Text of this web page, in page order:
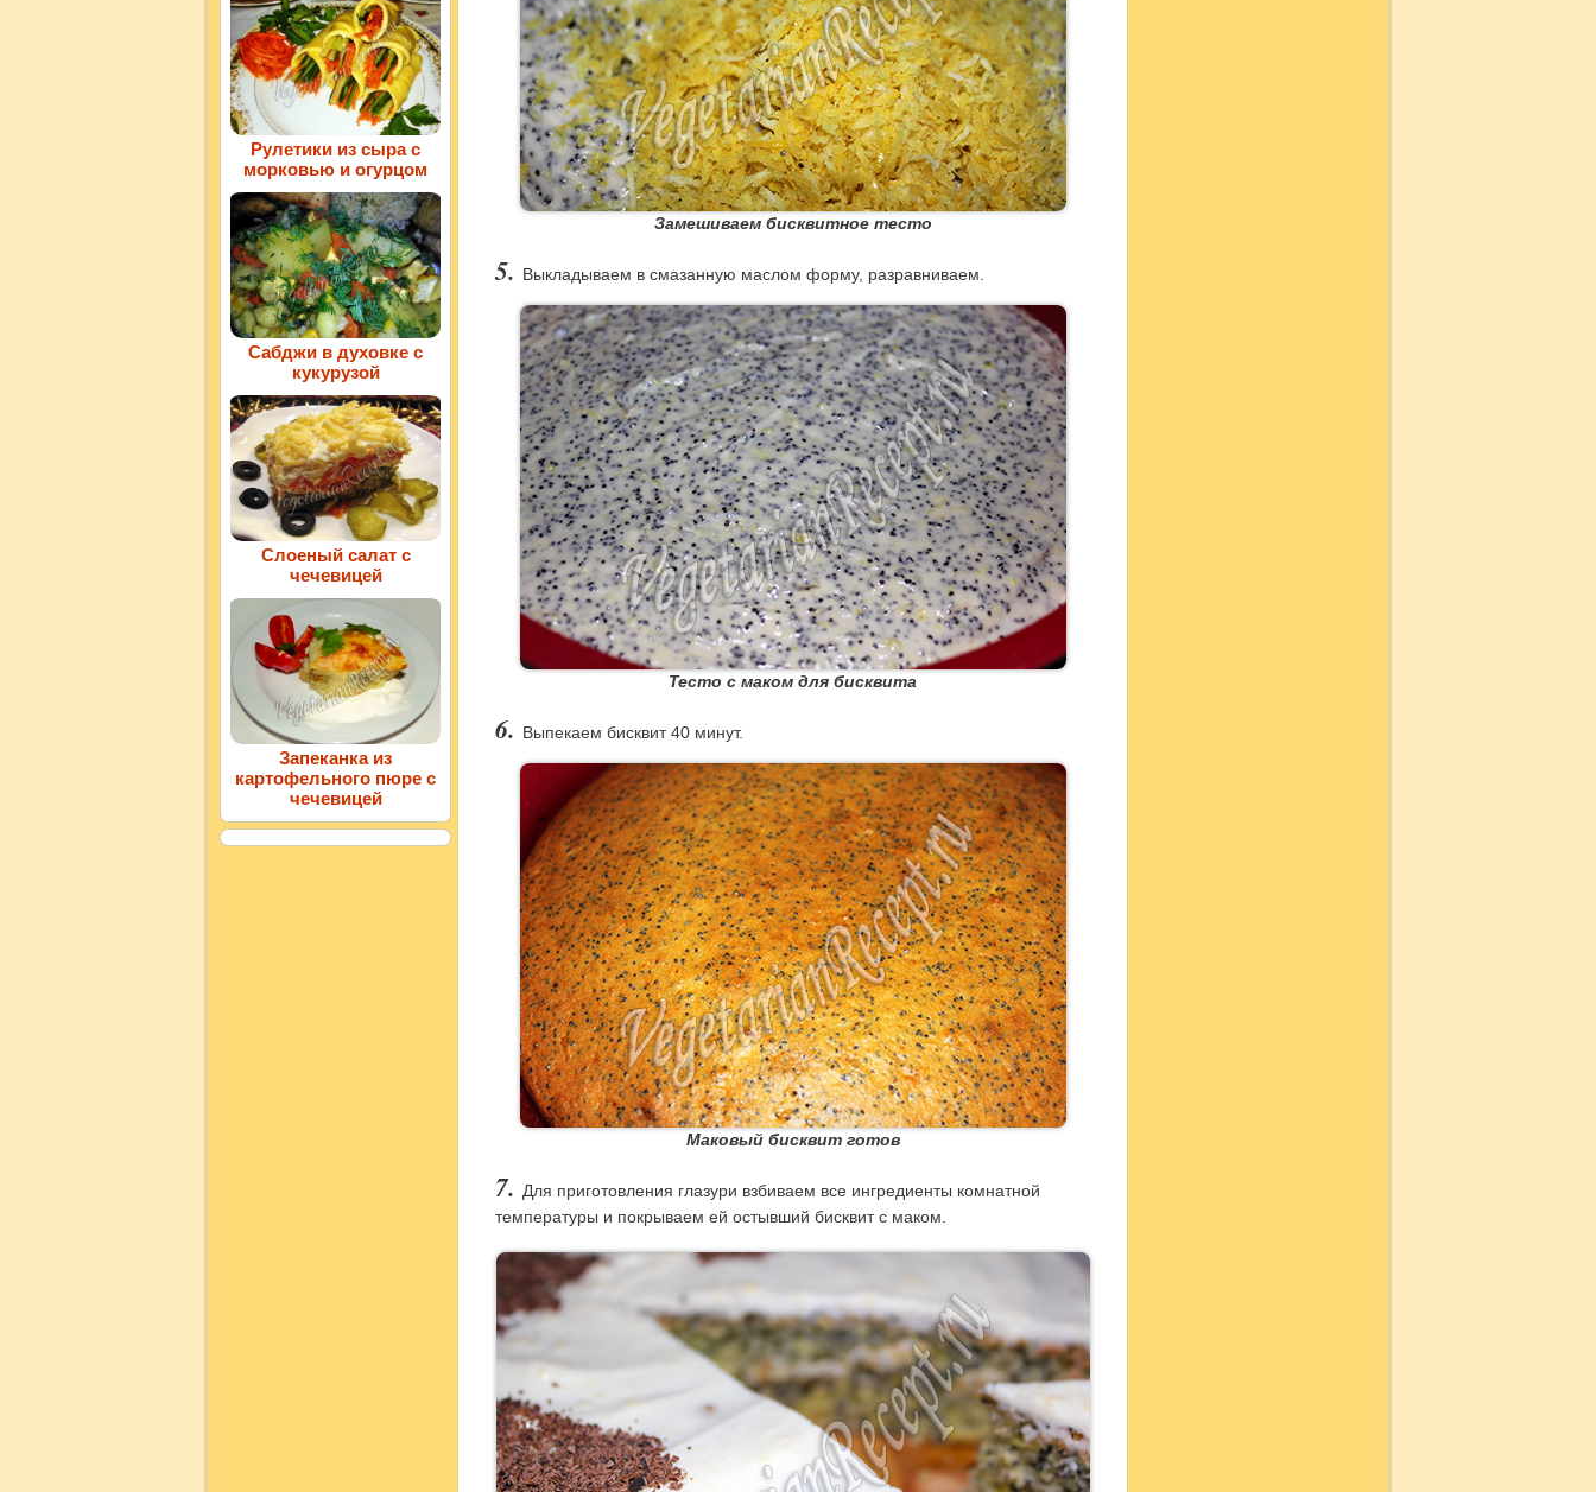
Замешиваем бисквитное тесто
Выкладываем в смазанную маслом форму, разравниваем.
Тесто с маком для бисквита
Выпекаем бисквит 40 минут.
Маковый бисквит готов
Для приготовления глазури взбиваем все ингредиенты комнатной
температуры и покрываем ей остывший бисквит с маком.
Рулетики из сыра с
морковью и огурцом
Сабджи в духовке с
кукурузой
Слоеный салат с
чечевицей
Запеканка из
картофельного пюре с
чечевицей